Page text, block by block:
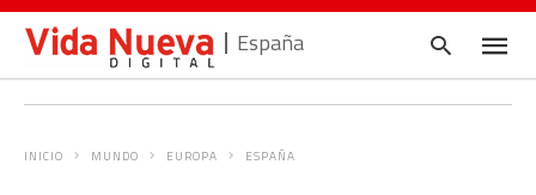
España
INICIO MUNDO EUROPA ESPAÑA